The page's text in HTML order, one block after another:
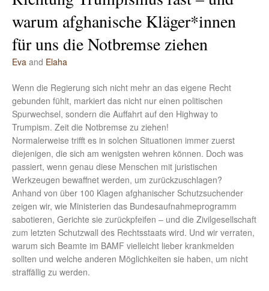
warum afghanische Kläger*innen
für uns die Notbremse ziehen
Eva and Elaha
Wenn die Regierung sich nicht mehr an das eigene Recht
gebunden fühlt, markiert das nicht nur einen politischen
Spurwechsel, sondern die Auffahrt auf den Highway to
Trumpism. Zeit die Notbremse zu ziehen!
Normalerweise trifft es in solchen Situationen immer zuerst
diejenigen, die sich am wenigsten wehren können. Doch was
passiert, wenn genau diese Menschen mit juristischen
Werkzeugen bewaffnet werden, um zurückzuschlagen?
Anhand von über 100 Klagen afghanischer Schutzsuchender
zeigen wir, wie Ministerien das Bundesaufnahmeprogramm
sabotieren, Gerichte sie zurückpfeifen – und die Zivilgesellschaft
zum letzten Schutzwall des Rechtsstaats wird. Und wir verraten,
warum sich Beamte im BAMF vielleicht lieber krankmelden
sollten und welche anderen Möglichkeiten sie haben, um nicht
straffällig zu werden.